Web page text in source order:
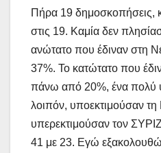
Πήρα 19 δημοσκοπήσεις,
στις 19. Καμία δεν
ανώτατο που έδιναν στη
37%. Το κατώτατο που
πάνω από 20%, ένα
λοιπόν, υποεκτιμούσαν τη
υπερεκτιμούσαν τον
41 με 23. Εγώ εξακολουθώ